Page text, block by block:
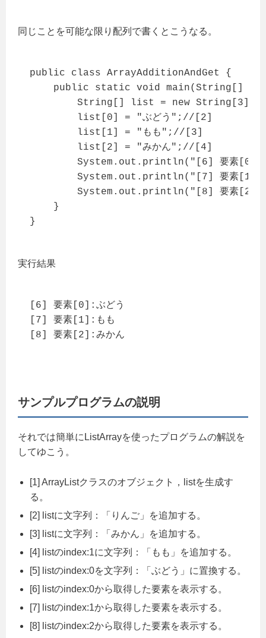
同じことを可能な限り配列で書くとこうなる。
public class ArrayAdditionAndGet {
public static void main(String[]
String[] list = new
        list[0] = "ぶどう";//[2]
        list[1] = "もも";//[3]
        list[2] = "みかん";//[4]
System.out.println("[6] 要素
System.out.println("[7] 要素
System.out.println("[8] 要素
    }
}
実行結果
[6] 要素[0]:ぶどう
[7] 要素[1]:もも
[8] 要素[2]:みかん
サンプルプログラムの説明
それでは簡単にListArrayを使ったプログラムの解説を
してゆこう。
[1] ArrayListクラスのオブジェクト，listを生成す
る。
[2] listに文字列：「りんご」を追加する。
[3] listに文字列：「みかん」を追加する。
[4] listのindex:1に文字列：「もも」を追加する。
[5] listのindex:0を文字列：「ぶどう」に置換する。
[6] listのindex:0から取得した要素を表示する。
[7] listのindex:1から取得した要素を表示する。
[8] listのindex:2から取得した要素を表示する。